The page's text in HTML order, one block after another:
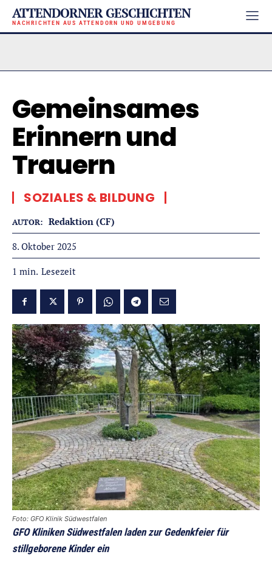
ATTENDORNER GESCHICHTEN
NACHRICHTEN AUS ATTENDORN UND UMGEBUNG
Gemeinsames
Erinnern und
Trauern
SOZIALES & BILDUNG
AUTOR: Redaktion (CF)
8. Oktober 2025
1 min. Lesezeit
Foto: GFO Klinik Südwestfalen
GFO Kliniken Südwestfalen laden zur Gedenkfeier für
stillgeborene Kinder ein